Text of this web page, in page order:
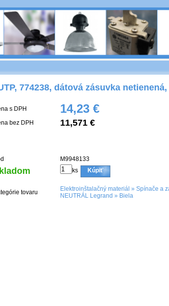
774238, dátová zásuvka
s DPH 14,23 €
bez DPH 11,571 €
M9948133
ks Kúpiť
tovaru Elektroinštalačný materiál » Spínače a
NEUTRÁL Legrand » Biela